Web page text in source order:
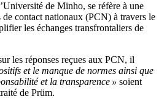
de Minho, se réfère à une
de contact nationaux (PCN) à travers le
les échanges transfrontaliers de
les réponses reçues aux PCN, il
et le manque de normes ainsi que
et la transparence » soient
de Prüm.